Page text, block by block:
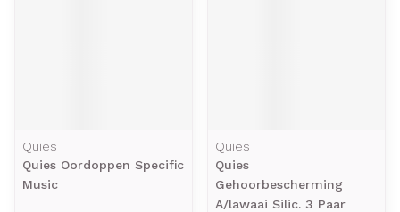
Quies
Quies Oordoppen Specific
Music
Quies
Quies
Gehoorbescherming
A/lawaai Silic. 3 Paar